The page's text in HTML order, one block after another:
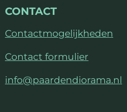
7
4
2
s
CONTACT
Contactmogelijkheden
Contact formulier
info@paardendiorama.nl